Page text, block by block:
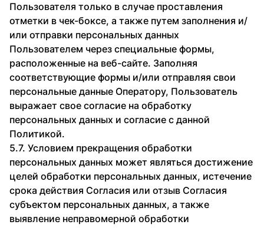
Пользователя только в случае проставления
отметки в чек-боксе, а также путем заполнения и/
или отправки персональных данных
Пользователем через специальные формы,
расположенные на веб-сайте. Заполняя
соответствующие формы и/или отправляя свои
персональные данные Оператору, Пользователь
выражает свое согласие на обработку
персональных данных и согласие с данной
Политикой.
5.7. Условием прекращения обработки
персональных данных может являться достижение
целей обработки персональных данных, истечение
срока действия Согласия или отзыв Согласия
субъектом персональных данных, а также
выявление неправомерной обработки